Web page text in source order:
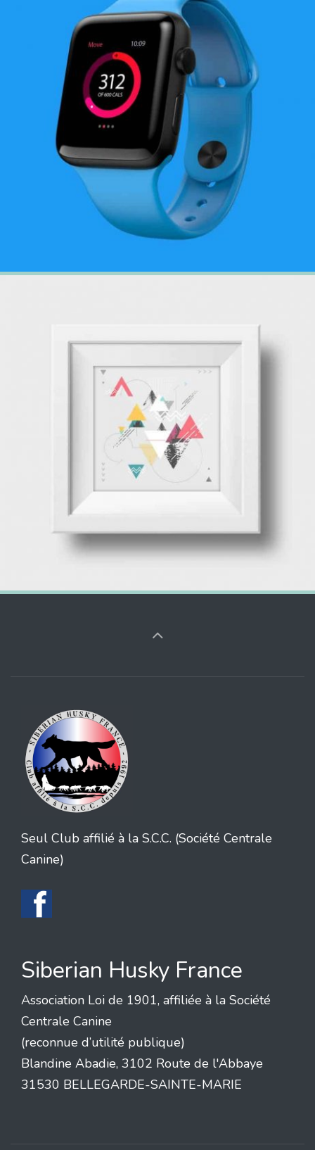
20 février 2018
Visualmodo Website
20 février 2018
Virtual Reality
Seul Club affilié à la S.C.C. (Société Centrale
Canine)
Siberian Husky France
Association Loi de 1901, affiliée à la Société
Centrale Canine
(reconnue d’utilité publique)
Blandine Abadie, 3102 Route de l'Abbaye
31530 BELLEGARDE-SAINTE-MARIE